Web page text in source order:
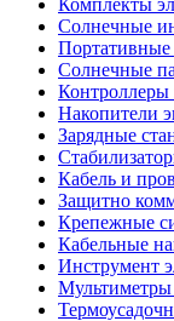
Комплекты
Солнечные
Портативные
Солнечные
Контроллеры
Накопители
Зарядные
Кабель и
Защитно
Крепежные
Кабельные
Инструмент